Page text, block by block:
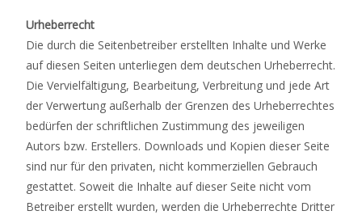
Urheberrecht
Die durch die Seitenbetreiber erstellten Inhalte und Werke
auf diesen Seiten unterliegen dem deutschen Urheberrecht.
Die Vervielfältigung, Bearbeitung, Verbreitung und jede Art
der Verwertung außerhalb der Grenzen des Urheberrechtes
bedürfen der schriftlichen Zustimmung des jeweiligen
Autors bzw. Erstellers. Downloads und Kopien dieser Seite
sind nur für den privaten, nicht kommerziellen Gebrauch
gestattet. Soweit die Inhalte auf dieser Seite nicht vom
Betreiber erstellt wurden, werden die Urheberrechte Dritter